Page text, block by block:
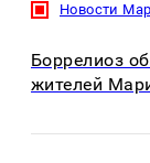
Новости
Боррелиоз
жителей